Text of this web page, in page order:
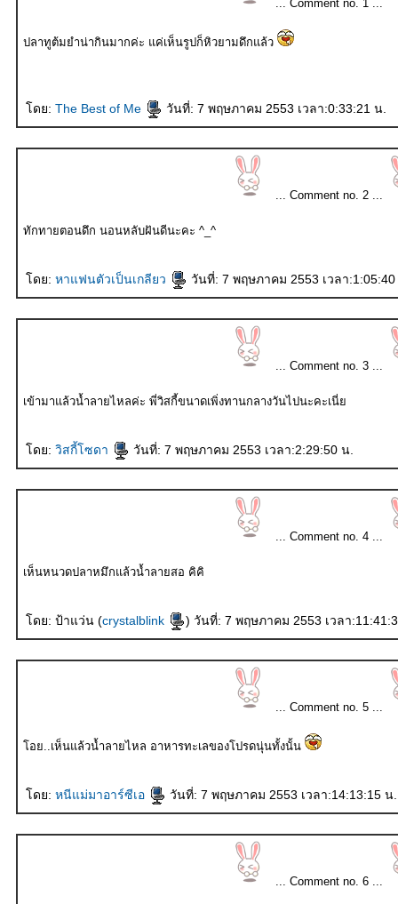
... Comment no. 1 ...
ปลาทูต้มยำน่ากินมากค่ะ แค่เห็นรูปก็หิวยามดึกแล้ว
ดย: The Best of Me วันที่: 7 พฤษภาคม 2553 เวลา:0:33:21 น.
... Comment no. 2 ...
ทักทายตอนดึก นอนหลับฝันดีนะคะ ^_^
ดย: หาแฟนตัวเป็นเกลียว วันที่: 7 พฤษภาคม 2553 เวลา
... Comment no. 3 ...
เข้ามาแล้วน้ำลายไหลค่ะ พี่วิสกี้ขนาดเพิ่งทานกลางวันไปนะคะเนี่
ดย: วิสกี้โซดา วันที่: 7 พฤษภาคม 2553 เวลา:2:29:50 น.
... Comment no. 4 ...
เห็นหนวดปลาหมึกแล้วน้ำลายสอ คิคิ
ดย: ป้าแว่น (crystalblink ) วันที่: 7 พฤษภาคม 2553 เวลา
... Comment no. 5 ...
อย..เห็นแล้วน้ำลายไหล อาหารทะเลของโปรดนุ่นทั้งนั้น
ดย: หนีแม่มาอาร์ซีเอ วันที่: 7 พฤษภาคม 2553 เวลา:14:13:15 น.
... Comment no. 6 ...